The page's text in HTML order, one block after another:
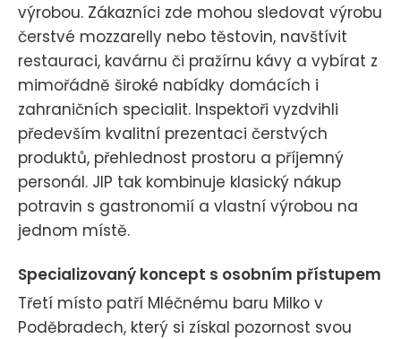
výrobou. Zákazníci zde mohou sledovat výrobu
čerstvé mozzarelly nebo těstovin, navštívit
restauraci, kavárnu či pražírnu kávy a vybírat z
mimořádně široké nabídky domácích i
zahraničních specialit. Inspektoři vyzdvihli
především kvalitní prezentaci čerstvých
produktů, přehlednost prostoru a příjemný
personál. JIP tak kombinuje klasický nákup
potravin s gastronomií a vlastní výrobou na
jednom místě.
Specializovaný koncept s osobním přístupem
Třetí místo patří Mléčnému baru Milko v
Poděbradech, který si získal pozornost svou